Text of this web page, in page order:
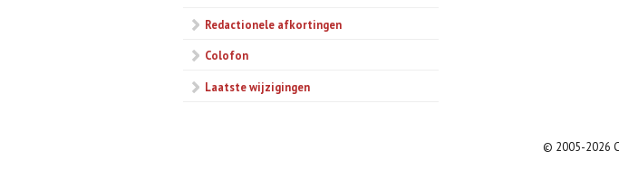
Redactionele afkortingen
Colofon
Laatste wijzigingen
© 2005-2026